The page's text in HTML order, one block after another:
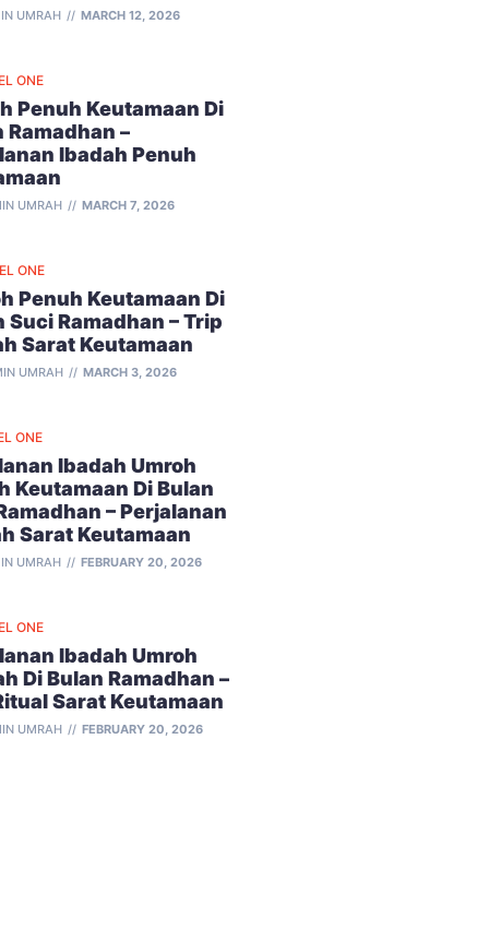
UMRAH MARCH 12, 2026
ONE
Penuh Keutamaan Di
Ramadhan –
Ibadah Penuh
UMRAH MARCH 7, 2026
ONE
Penuh Keutamaan Di
Suci Ramadhan – Trip
Sarat Keutamaan
UMRAH MARCH 3, 2026
ONE
Ibadah Umroh
Keutamaan Di Bulan
– Perjalanan
Sarat Keutamaan
UMRAH FEBRUARY 20, 2026
ONE
Ibadah Umroh
Di Bulan Ramadhan –
Sarat Keutamaan
UMRAH FEBRUARY 20, 2026